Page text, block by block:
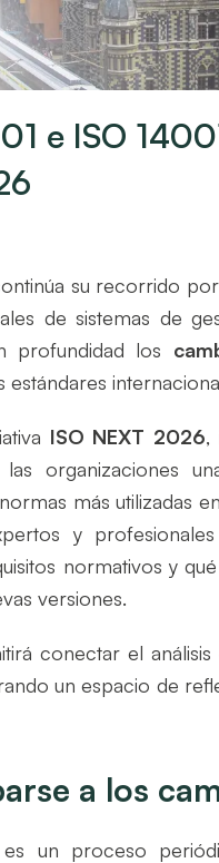
e ISO
su recorrido
de sistemas de
profundidad los
ISO NEXT 2026,
organizaciones
más utilizadas
y
normativos y
versiones.
conectar el
un espacio de
a los
un proceso